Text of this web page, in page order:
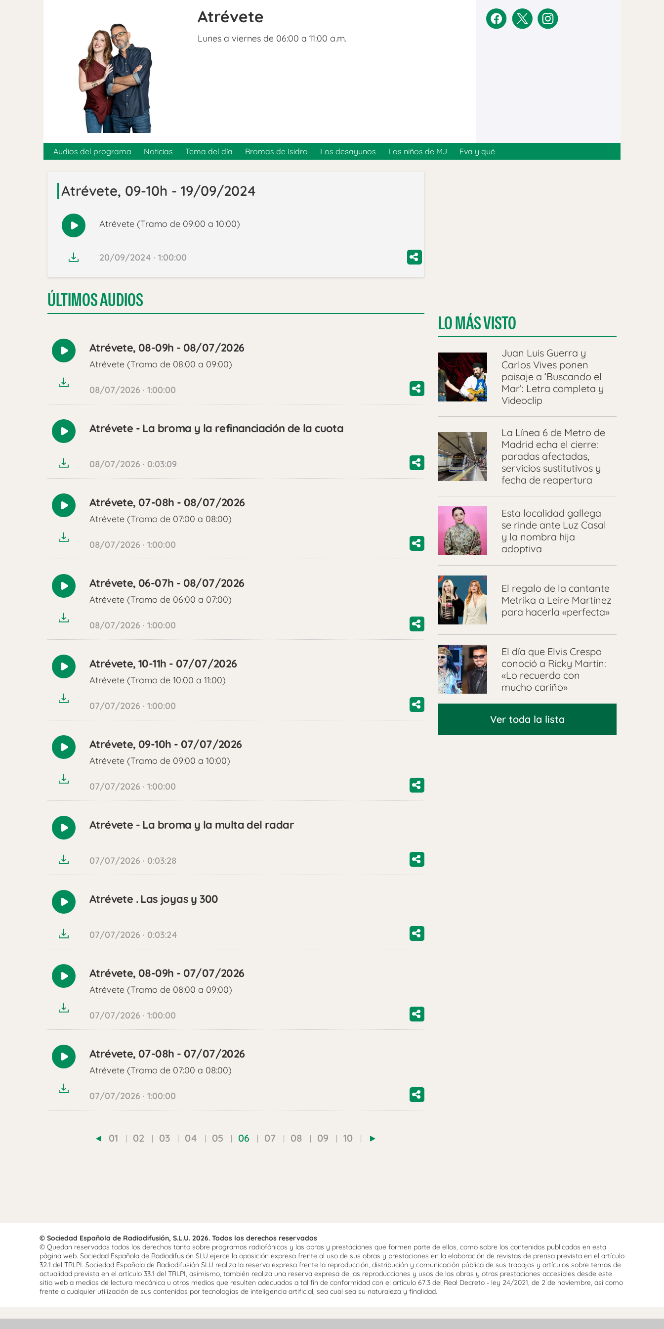
Atrévete
Lunes a viernes de 06:00 a 11:00 a.m.
Audios del programa Noticias Tema del día Bromas de Isidro Los desayunos Los niños de MJ Eva y qué
Atrévete, 09-10h - 19/09/2024
Reproducir
Atrévete (Tramo de 09:00 a 10:00)
20/09/2024 · 1:00:00
ÚLTIMOS AUDIOS
Reproducir
Atrévete, 08-09h - 08/07/2026
Atrévete (Tramo de 08:00 a 09:00)
08/07/2026 · 1:00:00
Reproducir
Atrévete - La broma y la refinanciación de la cuota
08/07/2026 · 0:03:09
Reproducir
Atrévete, 07-08h - 08/07/2026
Atrévete (Tramo de 07:00 a 08:00)
08/07/2026 · 1:00:00
Reproducir
Atrévete, 06-07h - 08/07/2026
Atrévete (Tramo de 06:00 a 07:00)
08/07/2026 · 1:00:00
Reproducir
Atrévete, 10-11h - 07/07/2026
Atrévete (Tramo de 10:00 a 11:00)
07/07/2026 · 1:00:00
Reproducir
Atrévete, 09-10h - 07/07/2026
Atrévete (Tramo de 09:00 a 10:00)
07/07/2026 · 1:00:00
Reproducir
Atrévete - La broma y la multa del radar
07/07/2026 · 0:03:28
Reproducir
Atrévete . Las joyas y 300
07/07/2026 · 0:03:24
Reproducir
Atrévete, 08-09h - 07/07/2026
Atrévete (Tramo de 08:00 a 09:00)
07/07/2026 · 1:00:00
Reproducir
Atrévete, 07-08h - 07/07/2026
Atrévete (Tramo de 07:00 a 08:00)
07/07/2026 · 1:00:00
01 02 03 04 05 06 07 08 09 10
LO MÁS VISTO
Juan Luis Guerra y
Carlos Vives ponen
paisaje a ‘Buscando el
Mar’: Letra completa y
Videoclip
La Línea 6 de Metro de
Madrid echa el cierre:
paradas afectadas,
servicios sustitutivos y
fecha de reapertura
Esta localidad gallega
se rinde ante Luz Casal
y la nombra hija
adoptiva
El regalo de la cantante
Metrika a Leire Martínez
para hacerla «perfecta»
El día que Elvis Crespo
conoció a Ricky Martin:
«Lo recuerdo con
mucho cariño»
Ver toda la lista
© Sociedad Española de Radiodifusión, S.L.U. 2026. Todos los derechos reservados
© Quedan reservados todos los derechos tanto sobre programas radiofónicos y las obras y prestaciones que formen parte de ellos, como sobre los contenidos publicados en esta
página web. Sociedad Española de Radiodifusión SLU ejerce la oposición expresa frente al uso de sus obras y prestaciones en la elaboración de revistas de prensa prevista en el artículo
32.1 del TRLPI. Sociedad Española de Radiodifusión SLU realiza la reserva expresa frente la reproducción, distribución y comunicación pública de sus trabajos y artículos sobre temas de
actualidad prevista en el artículo 33.1 del TRLPI, asimismo, también realiza una reserva expresa de las reproducciones y usos de las obras y otras prestaciones accesibles desde este
sitio web a medios de lectura mecánica u otros medios que resulten adecuados a tal fin de conformidad con el artículo 67.3 del Real Decreto - ley 24/2021, de 2 de noviembre, así como
frente a cualquier utilización de sus contenidos por tecnologías de inteligencia artificial, sea cual sea su naturaleza y finalidad.